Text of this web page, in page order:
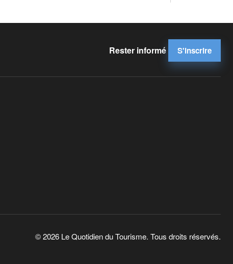
Rester informé S'inscrire
© 2026 Le Quotidien du Tourisme. Tous droits réservés.